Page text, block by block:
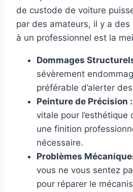
de custode de voiture
par des amateurs, il y a des
à un professionnel est la
Dommages
sévèrement
préférable d’alerter
Peinture de Précision :
vitale pour l’esthétique
une finition
nécessaire.
Problèmes
vous ne vous sentez
pour réparer le